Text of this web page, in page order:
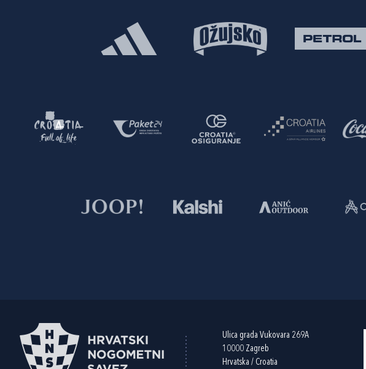
Ulica grada Vukovara 269A
10000 Zagreb
Hrvatska / Croatia